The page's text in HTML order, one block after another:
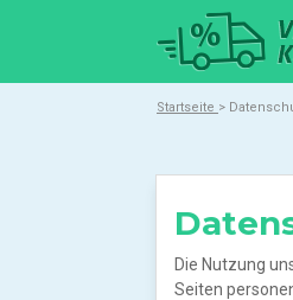
Startseite >
Die Nutzung
Seiten